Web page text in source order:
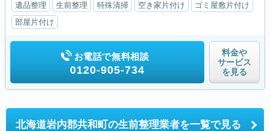
遺品整理 生前整理 特殊清掃 空き家片付け
ゴミ屋敷片付け
部屋片付け
お電話で無料相談
0120-905-734
料金や
サービス
を見る
北海道岩内郡共和町の生前整理業者を一覧で見る